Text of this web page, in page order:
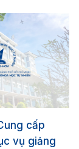
cấp
vụ giảng